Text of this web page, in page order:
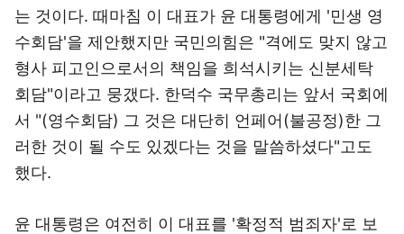
는 것이다. 때마침 이 대표가 윤 대통령에게 '민생 영
수회담'을 제안했지만 국민의힘은 "격에도 맞지 않고
형사 피고인으로서의 책임을 희석시키는 신분세탁
회담"이라고 뭉갰다. 한덕수 국무총리는 앞서 국회에
서 "(영수회담) 그 것은 대단히 언페어(불공정)한 그
러한 것이 될 수도 있겠다는 것을 말씀하셨다"고도
했다.
윤 대통령은 여전히 이 대표를 '확정적 범죄자'로 보